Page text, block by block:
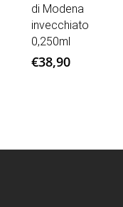
di Modena
invecchiato
0,250ml
€38,90